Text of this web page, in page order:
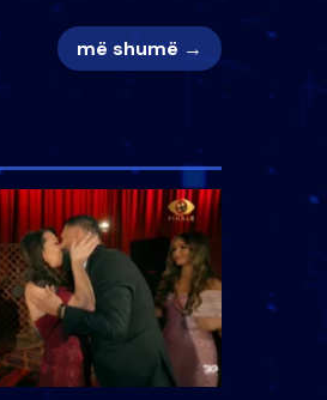
më shumë →